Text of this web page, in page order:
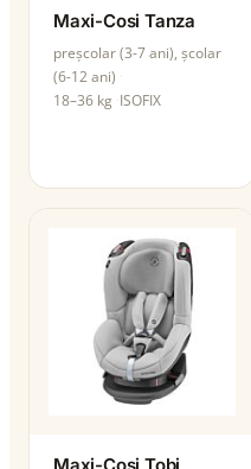
Maxi-Cosi Tanza
preșcolar (3-7 ani), școlar
(6-12 ani)
18–36 kg ISOFIX